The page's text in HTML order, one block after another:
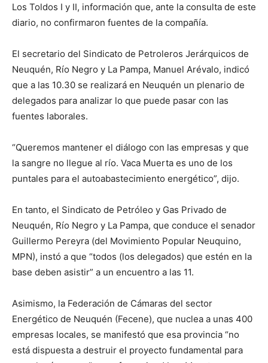
Los Toldos I y II, información que, ante la consulta de este
diario, no confirmaron fuentes de la compañía.
El secretario del Sindicato de Petroleros Jerárquicos de
Neuquén, Río Negro y La Pampa, Manuel Arévalo, indicó
que a las 10.30 se realizará en Neuquén un plenario de
delegados para analizar lo que puede pasar con las
fuentes laborales.
“Queremos mantener el diálogo con las empresas y que
la sangre no llegue al río. Vaca Muerta es uno de los
puntales para el autoabastecimiento energético”, dijo.
En tanto, el Sindicato de Petróleo y Gas Privado de
Neuquén, Río Negro y La Pampa, que conduce el senador
Guillermo Pereyra (del Movimiento Popular Neuquino,
MPN), instó a que “todos (los delegados) que estén en la
base deben asistir” a un encuentro a las 11.
Asimismo, la Federación de Cámaras del sector
Energético de Neuquén (Fecene), que nuclea a unas 400
empresas locales, se manifestó que esa provincia “no
está dispuesta a destruir el proyecto fundamental para